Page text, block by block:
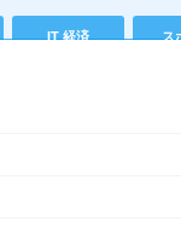
IT 経済 ス